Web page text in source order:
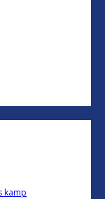
kamp